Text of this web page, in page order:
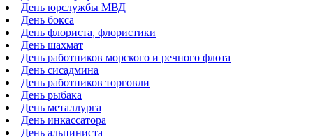
День юрслужбы МВД
День бокса
День флориста, флористики
День шахмат
День работников морского и речного флота
День сисадмина
День работников торговли
День рыбака
День металлурга
День инкассатора
День альпиниста